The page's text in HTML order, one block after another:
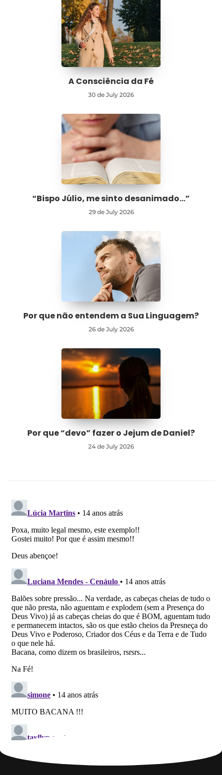
A Consciência da Fé
30 de July 2026
“Bispo Júlio, me sinto desanimado…”
29 de July 2026
Por que não entendem a Sua Linguagem?
26 de July 2026
Por que “devo” fazer o Jejum de Daniel?
24 de July 2026